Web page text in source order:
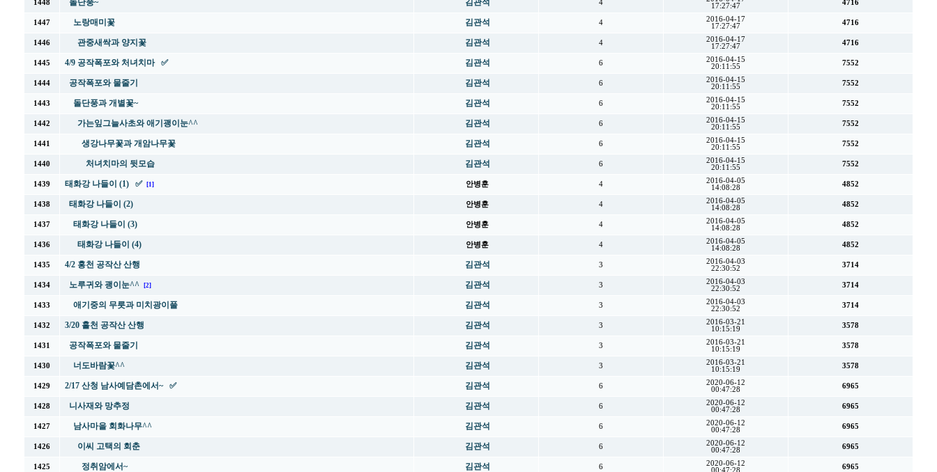
1448 돌단풍~ 김관석 4
17:27:47
4716
1447 노랑매미꽃 김관석 4
2016-04-17
17:27:47
4716
1446 관중새싹과 양지꽃 김관석 4
2016-04-17
17:27:47
4716
1445 4/9 공작폭포와 처녀치마 ✅ 김관석 6
2016-04-15
20:11:55
7552
1444 공작폭포와 물줄기 김관석 6
2016-04-15
20:11:55
7552
1443 돌단풍과 개별꽃~ 김관석 6
2016-04-15
20:11:55
7552
1442 가는잎그늘사초와 애기괭이눈^^ 김관석 6
2016-04-15
20:11:55
7552
1441 생강나무꽃과 개암나무꽃 김관석 6
2016-04-15
20:11:55
7552
1440 처녀치마의 뒷모습 김관석 6
2016-04-15
20:11:55
7552
1439 태화강 나들이 (1) ✅ [1] 안병훈 4
2016-04-05
14:08:28
4852
1438 태화강 나들이 (2) 안병훈 4
2016-04-05
14:08:28
4852
1437 태화강 나들이 (3) 안병훈 4
2016-04-05
14:08:28
4852
1436 태화강 나들이 (4) 안병훈 4
2016-04-05
14:08:28
4852
1435 4/2 홍천 공작산 산행 김관석 3
2016-04-03
22:30:52
3714
1434 노루귀와 괭이눈^^ [2] 김관석 3
2016-04-03
22:30:52
3714
1433 애기중의 무릇과 미치광이풀 김관석 3
2016-04-03
22:30:52
3714
1432 3/20 홀천 공작산 산행 김관석 3
2016-03-21
10:15:19
3578
1431 공작폭포와 물줄기 김관석 3
2016-03-21
10:15:19
3578
1430 너도바람꽃^^ 김관석 3
2016-03-21
10:15:19
3578
1429 2/17 산청 남사예담촌에서~ ✅ 김관석 6
2020-06-12
00:47:28
6965
1428 니사재와 망추정 김관석 6
2020-06-12
00:47:28
6965
1427 남사마을 회화나무^^ 김관석 6
2020-06-12
00:47:28
6965
1426 이씨 고택의 회춘 김관석 6
2020-06-12
00:47:28
6965
1425 정취암에서~ 김관석 6
2020-06-12
00:47:28
6965